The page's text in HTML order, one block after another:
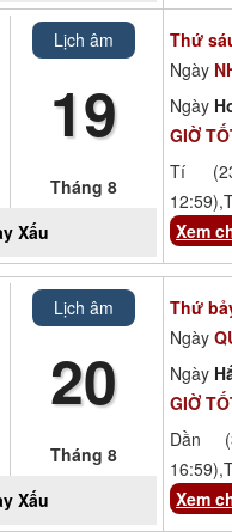
Lịch âm
19
Tháng 8
Xấu
Thứ
Ngày
Ngày
GIỜ
Tí
Xem
Lịch âm
20
Tháng 8
Xấu
Thứ
Ngày
Ngày
GIỜ
Dần
Xem